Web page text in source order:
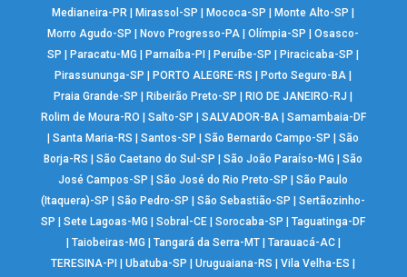
Medianeira-PR
Mirassol-SP Mococa-SP Monte Alto-SP
Morro Agudo-SP
Novo Progresso-PA |Olímpia-SP |Osasco-
SP
Paracatu-MG Parnaíba-PI Peruíbe-SP Piracicaba-SP
Pirassununga-SP
PORTO ALEGRE-RS Porto Seguro-BA
Praia Grande-SP
Ribeirão Preto-SP RIO DE JANEIRO-RJ
Rolim de Moura-RO
Salto-SP SALVADOR-BA| Samambaia-DF
|Santa Maria-RS |Santos-SP |São Bernardo Campo-SP |São
Borja-RS
|São Caetano do Sul-SP |São João Paraíso-MG |São
José Campos-SP
|São José do Rio Preto-SP |São Paulo
(Itaquera)-SP
|São Pedro-SP |São Sebastião-SP |Sertãozinho-
SP
|Sete Lagoas-MG |Sobral-CE |Sorocaba-SP |Taguatinga-DF
Taiobeiras-MG Tangará da Serra-MT| Tarauacá-AC|
TERESINA-PI
|Ubatuba-SP |Uruguaiana-RS |Vila Velha-ES